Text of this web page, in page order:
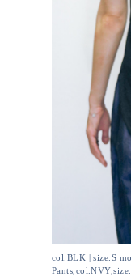
col.BLK | size.S